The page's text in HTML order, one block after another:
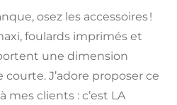
osez les accessoires !
foulards imprimés et
une dimension
J’adore proposer ce
mes clients : c’est LA